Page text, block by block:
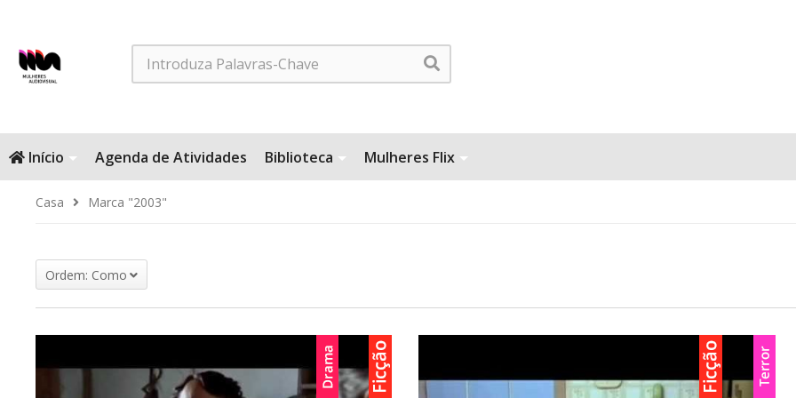
Search
Início Agenda de Atividades Biblioteca Mulheres Flix
Casa Marca "2003"
Ordem: Como